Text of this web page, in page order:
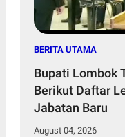
BERITA UTAMA
Bupati Lombok
Berikut Daftar
Jabatan Baru
August 04, 2026